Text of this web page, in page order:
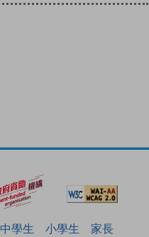
中學生 小學生
家長